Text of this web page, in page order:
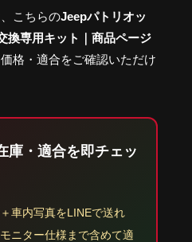
こちらのJeepパトリオッ
換専用キット｜商品ページ
格・適合をご確認いただけ
庫・適合を即チェッ
車内写真をLINEで送れ
ニター仕様まで含めて適